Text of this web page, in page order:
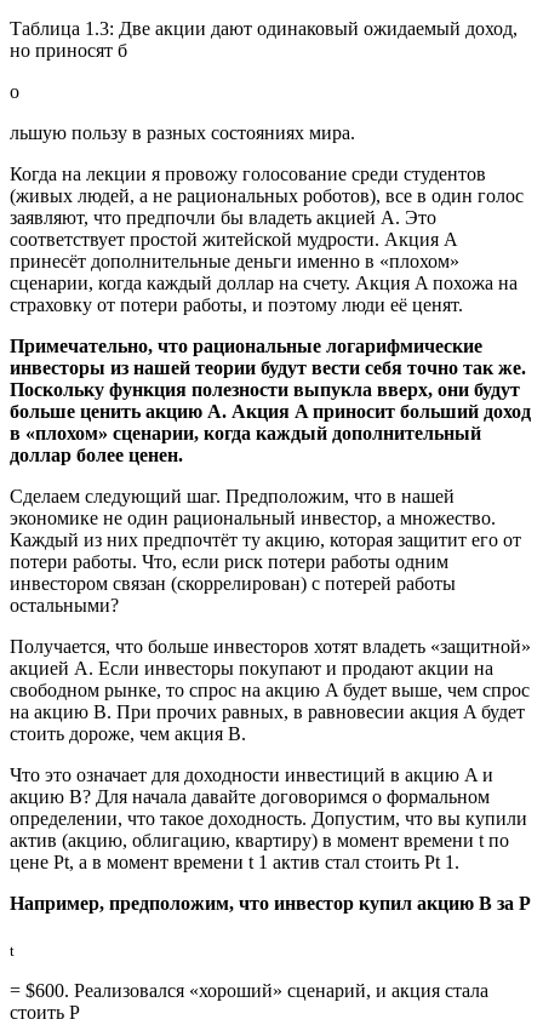
Таблица 1.3: Две акции дают одинаковый ожидаемый доход,
но приносят б
о
льшую пользу в разных состояниях мира.
Когда на лекции я провожу голосование среди студентов
(живых людей, а не рациональных роботов), все в один голос
заявляют, что предпочли бы владеть акцией A. Это
соответствует простой житейской мудрости. Акция A
принесёт дополнительные деньги именно в «плохом»
сценарии, когда каждый доллар на счету. Акция A похожа на
страховку от потери работы, и поэтому люди её ценят.
Примечательно, что рациональные логарифмические
инвесторы из нашей теории будут вести себя точно так же.
Поскольку функция полезности выпукла вверх, они будут
больше ценить акцию A. Акция A приносит больший доход
в «плохом» сценарии, когда каждый дополнительный
доллар более ценен.
Сделаем следующий шаг. Предположим, что в нашей
экономике не один рациональный инвестор, а множество.
Каждый из них предпочтёт ту акцию, которая защитит его от
потери работы. Что, если риск потери работы одним
инвестором связан (скоррелирован) с потерей работы
остальными?
Получается, что больше инвесторов хотят владеть «защитной»
акцией A. Если инвесторы покупают и продают акции на
свободном рынке, то спрос на акцию A будет выше, чем спрос
на акцию B. При прочих равных, в равновесии акция A будет
стоить дороже, чем акция B.
Что это означает для доходности инвестиций в акцию A и
акцию B? Для начала давайте договоримся о формальном
определении, что такое доходность. Допустим, что вы купили
актив (акцию, облигацию, квартиру) в момент времени t по
цене Pt, а в момент времени t 1 актив стал стоить Pt 1.
Например, предположим, что инвестор купил акцию B за P
t
= $600. Реализовался «хороший» сценарий, и акция стала
стоить P